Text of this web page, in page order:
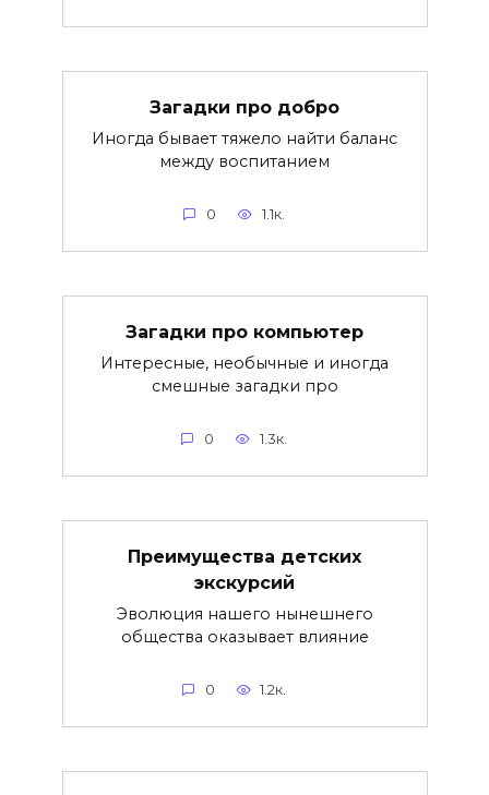
Загадки про добро
Иногда бывает тяжело найти баланс
между воспитанием
0 1.1к.
Загадки про компьютер
Интересные, необычные и иногда
смешные загадки про
0 1.3к.
Преимущества детских
экскурсий
Эволюция нашего нынешнего
общества оказывает влияние
0 1.2к.